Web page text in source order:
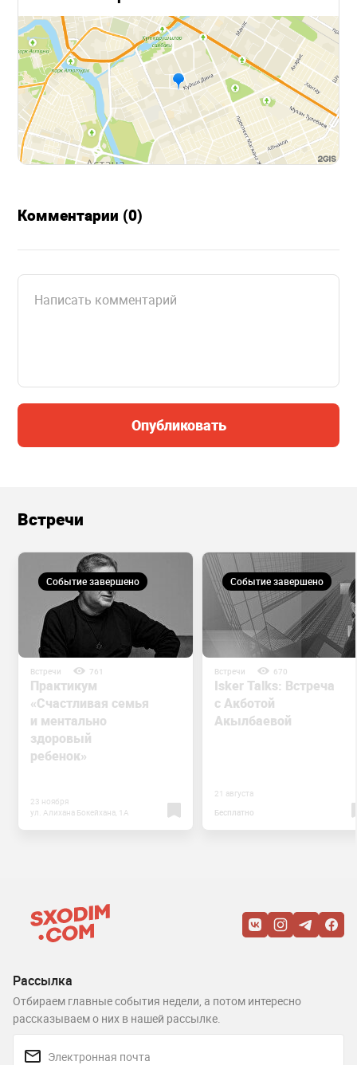
Комментарии (0)
Опубликовать
Встречи
Событие завершено
Встречи 761
Практикум
«Счастливая семья
и ментально
здоровый
ребенок»
23 ноября
ул. Алихана Бокейхана, 1А
Событие завершено
Встречи 670
Isker Talks: Встреча
с Акботой
Акылбаевой
21 августа
Бесплатно
Рассылка
Отбираем главные события недели, а потом интересно
рассказываем о них в нашей рассылке.